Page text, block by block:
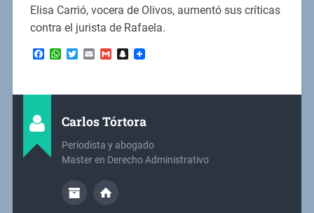
Elisa Carrió, vocera de Olivos, aumentó sus críticas
contra el jurista de Rafaela.
Facebook
WhatsApp
TwitterEmailGmailSnapchat
Carlos Tórtora
Periodista y abogado
Master en Derecho Administrativo